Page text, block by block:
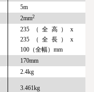
5m
2mm2
235（全高）x
235（全長）x
100（全幅）mm
170mm
2.4kg
3.461kg